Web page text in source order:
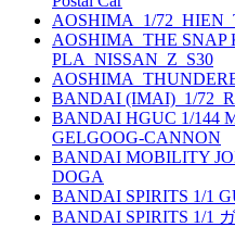
AOSHIMA_1/
AOSHIMA_THE SNAP
PLA_NISSAN_Z_S30
BANDAI (IMAI)_1/
BANDAI HGUC 1/144
GELGOOG-CANNON
BANDAI MOBILITY
DOGA
BANDAI SPIRITS 1/1
BANDAI SPIRITS 1/1